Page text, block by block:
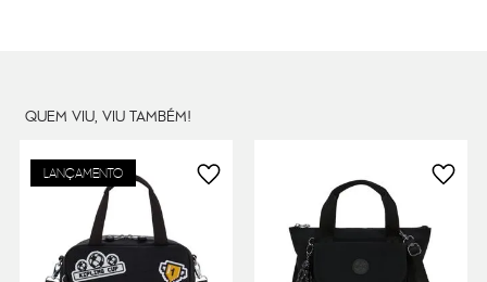
QUEM VIU, VIU TAMBÉM!
LANÇAMENTO